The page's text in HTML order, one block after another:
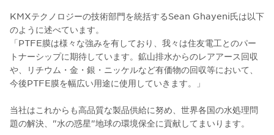
KMXテクノロジーの技術部門を統括するSean Ghayeni氏は以下
のように述べています。
「PTFE膜は様々な強みを有しており、我々は住友電工とのパー
トナーシップに期待しています。鉱山排水からのレアアース回収
や、リチウム・金・銀・ニッケルなど有価物の回収等において、
今後PTFE膜を幅広い用途に使用していきます。」
当社はこれからも高品質な製品供給に努め、世界各国の水処理問
題の解決、"水の惑星"地球の環境保全に貢献してまいります。